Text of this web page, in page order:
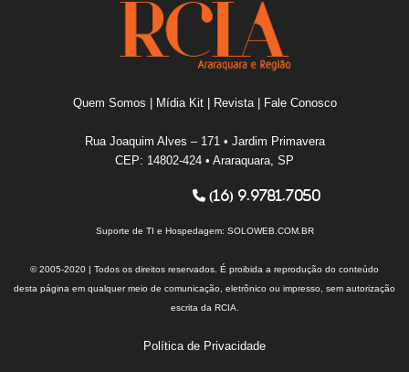
Quem Somos Mídia Kit| Revista| Fale Conosco
Rua Joaquim Alves – 171 • Jardim Primavera
CEP: 14802-424 • Araraquara, SP
(16) 9.9781.7050
Suporte de TI e Hospedagem: SOLOWEB.COM.BR
© 2005-2020 | Todos os direitos reservados. É proibida a reprodução do conteúdo
desta página em qualquer meio de comunicação, eletrônico ou impresso, sem autorização
escrita da RCIA.
Política de Privacidade